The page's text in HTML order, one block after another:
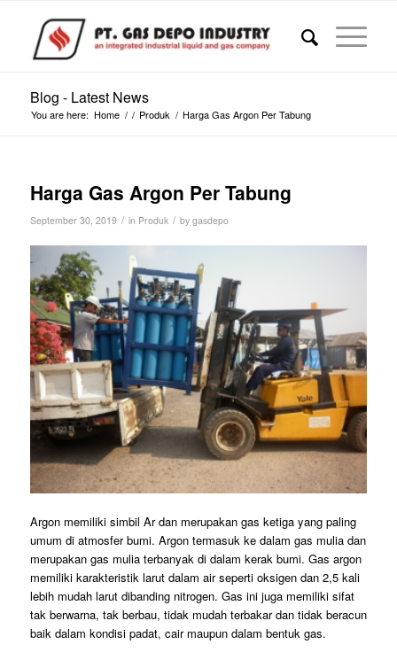
Blog - Latest News
You are here: Home / / Produk / Harga Gas Argon Per Tabung
Harga Gas Argon Per Tabung
September 30, 2019 / in Produk / by gasdepo
Argon memiliki simbil Ar dan merupakan gas ketiga yang paling
umum di atmosfer bumi. Argon termasuk ke dalam gas mulia dan
merupakan gas mulia terbanyak di dalam kerak bumi. Gas argon
memiliki karakteristik larut dalam air seperti oksigen dan 2,5 kali
lebih mudah larut dibanding nitrogen. Gas ini juga memiliki sifat
tak berwarna, tak berbau, tidak mudah terbakar dan tidak beracun
baik dalam kondisi padat, cair maupun dalam bentuk gas.